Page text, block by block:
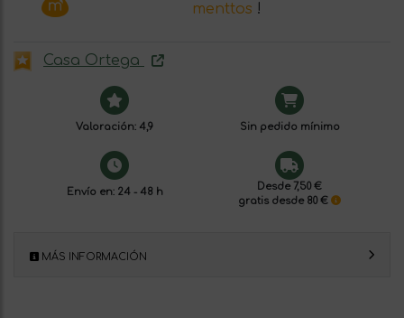
menttos !
Casa Ortega
Valoración: 4,9 Sin pedido mínimo
Envío en: 24 - 48 h
Desde 7,50 €
gratis desde 80 €
MÁS INFORMACIÓN